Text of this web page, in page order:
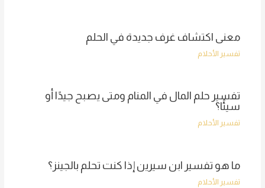
معنى اكتشاف غرف جديدة في الحلم
تفسير الأحلام
تفسير حلم المال في المنام ومتى يصبح جيدًا أو
سيئًا؟
تفسير الأحلام
ما هو تفسير ابن سيرين إذا كنت تحلم بالجينز؟
تفسير الأحلام